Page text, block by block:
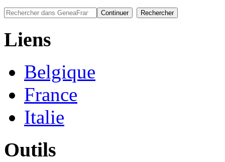
Liens
Belgique
France
Italie
Outils